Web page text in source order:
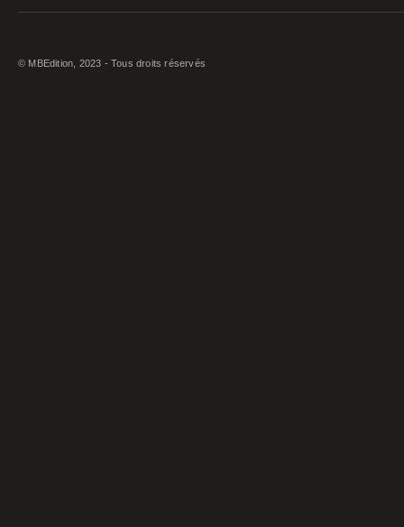
© MBEdition, 2023 - Tous droits réservés